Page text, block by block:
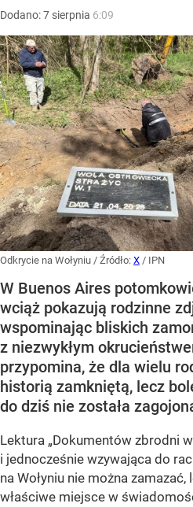
Dodano:7 sierpnia 6:09
Odkrycie na Wołyniu / Źródło: X / IPN
W Buenos Aires
wciąż pokazują rodzinne
wspominając bliskich
z niezwykłym
przypomina, że dla wielu
historią zamkniętą, lecz
do dziś nie została
Lektura „Dokumentów zbrodni
i jednocześnie wzywająca do
na Wołyniu nie można
właściwe miejsce w